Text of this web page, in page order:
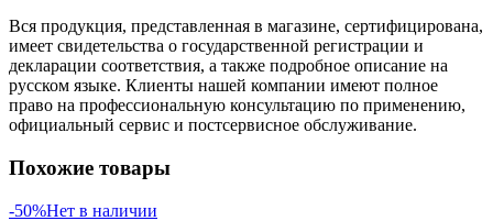
Вся продукция, представленная в магазине, сертифицирована,
имеет свидетельства о государственной регистрации и
декларации соответствия, а также подробное описание на
русском языке. Клиенты нашей компании имеют полное
право на профессиональную консультацию по применению,
официальный сервис и постсервисное обслуживание.
Похожие товары
-50%Нет в наличии